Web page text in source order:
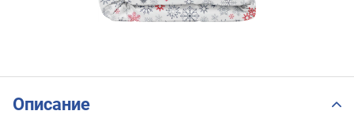
Описание